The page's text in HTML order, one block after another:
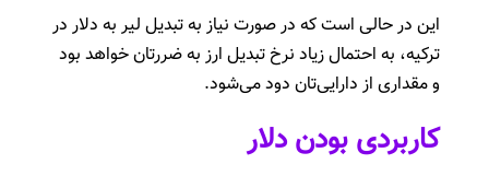
این در حالی است که در صورت نیاز به تبدیل لیر به دلار در
ترکیه، به احتمال زیاد نرخ تبدیل ارز به ضررتان خواهد بود
و مقداری از دارایی‌تان دود می‌شود.
کاربردی بودن دلار